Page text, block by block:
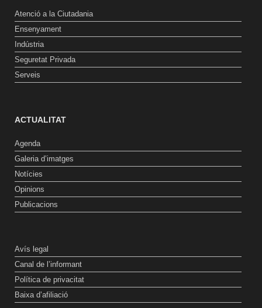
Atenció a la Ciutadania
Ensenyament
Indústria
Seguretat Privada
Serveis
ACTUALITAT
Agenda
Galeria d’imatges
Notícies
Opinions
Publicacions
Avís legal
Canal de l’informant
Política de privacitat
Baixa d’afiliació